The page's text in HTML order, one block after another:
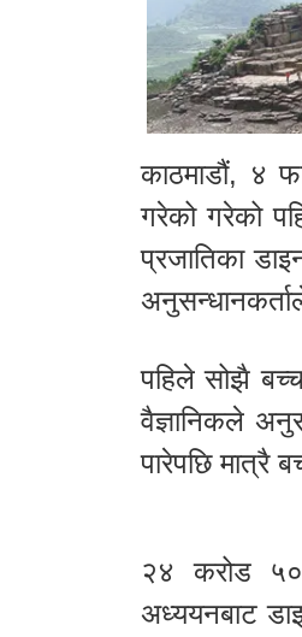
काठमाडौं, ४
गरेको गरेको
प्रजातिका
पहिले सोझै
वैज्ञानिकले
पारेपछि मात्रै
२४ करोड ५०
अध्ययनबाट